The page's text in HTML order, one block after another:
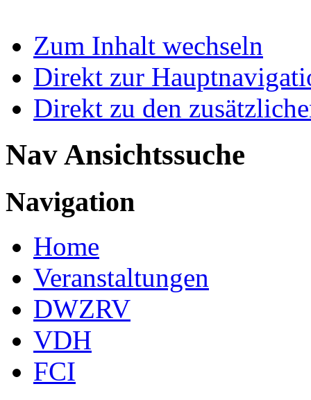
Zum Inhalt wechseln
Direkt zur
Direkt zu den
Nav Ansichtssuche
Navigation
Home
Veranstaltungen
DWZRV
VDH
FCI